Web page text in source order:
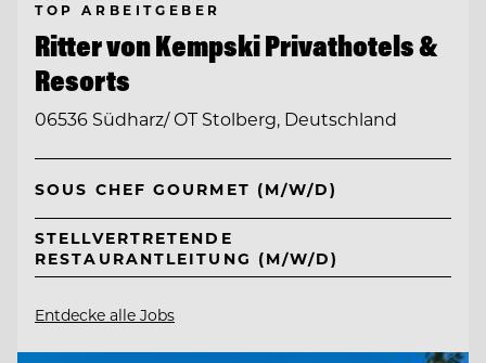
TOP ARBEITGEBER
Ritter von Kempski Privathotels &
Resorts
06536 Südharz/ OT Stolberg, Deutschland
SOUS CHEF GOURMET (M/W/D)
STELLVERTRETENDE
RESTAURANTLEITUNG (M/W/D)
Entdecke alle Jobs